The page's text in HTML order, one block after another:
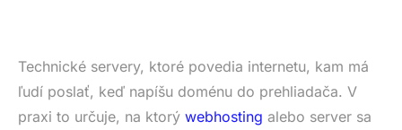
Technické servery, ktoré povedia internetu, kam má
ľudí poslať, keď napíšu doménu do prehliadača. V
praxi to určuje, na ktorý webhosting alebo server sa